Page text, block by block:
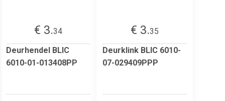
€ 3.34
Deurhendel BLIC
6010-01-013408PP
€ 3.35
Deurklink BLIC 6010-
07-029409PPP